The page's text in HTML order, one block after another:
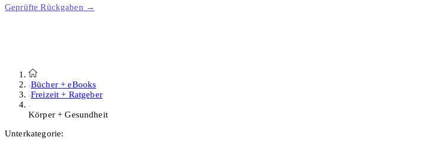
Geprüfte Rückgaben →
Bücher + eBooks
Freizeit + Ratgeber
Körper + Gesundheit
Unterkategorie: